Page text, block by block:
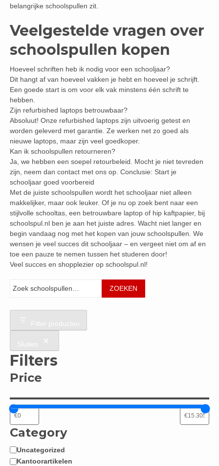
belangrijke schoolspullen zit.
Veelgestelde vragen over
schoolspullen kopen
Hoeveel schriften heb ik nodig voor een schooljaar?
Dit hangt af van hoeveel vakken je hebt en hoeveel je schrijft.
Een goede start is om voor elk vak minstens één schrift te
hebben.
Zijn refurbished laptops betrouwbaar?
Absoluut! Onze refurbished laptops zijn uitvoerig getest en
worden geleverd met garantie. Ze werken net zo goed als
nieuwe laptops, maar zijn veel goedkoper.
Kan ik schoolspullen retourneren?
Ja, we hebben een soepel retourbeleid. Mocht je niet tevreden
zijn, neem dan contact met ons op. Conclusie: Start je
schooljaar goed voorbereid
Met de juiste schoolspullen wordt het schooljaar niet alleen
makkelijker, maar ook leuker. Of je nu op zoek bent naar een
stijlvolle schooltas, een betrouwbare laptop of hip kaftpapier, bij
schoolspul.nl ben je aan het juiste adres. Wacht niet langer en
begin vandaag nog met het kopen van jouw schoolspullen. We
wensen je veel succes dit schooljaar – en vergeet niet om af en
toe een pauze te nemen tussen het studeren door!
Veel succes en shopplezier op schoolspul.nl!
ZOEKEN
Filter producten
Sluiten
Filters
Price
Category
Categorie
Uncategorized
Kantoorartikelen